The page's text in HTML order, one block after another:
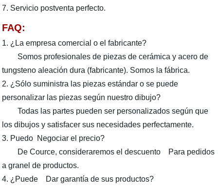
7. Servicio postventa perfecto.
FAQ:
1. ¿La empresa comercial o el fabricante?
Somos profesionales de piezas de cerámica y acero de
tungsteno aleación dura (fabricante). Somos la fábrica.
2. ¿Sólo suministra las piezas estándar o se puede
personalizar las piezas según nuestro dibujo?
Todas las partes pueden ser personalizados según que
los dibujos y satisfacer sus necesidades perfectamente.
3. Puedo Negociar el precio?
De Cource, consideraremos el descuento Para pedidos
a granel de productos.
4. ¿Puede Dar garantía de sus productos?